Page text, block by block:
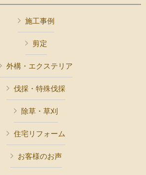
施工事例
剪定
外構・エクステリア
伐採・特殊伐採
除草・草刈
住宅リフォーム
お客様のお声